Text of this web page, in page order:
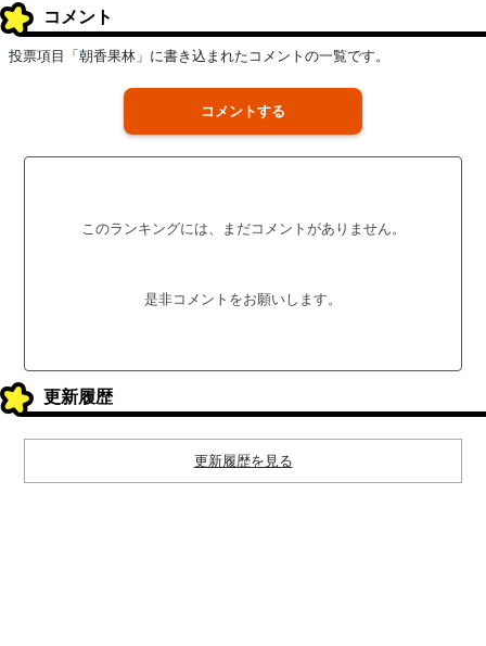
コメント
投票項目「朝香果林」に書き込まれたコメントの一覧です。
コメントする
このランキングには、まだコメントがありません。
是非コメントをお願いします。
更新履歴
更新履歴を見る